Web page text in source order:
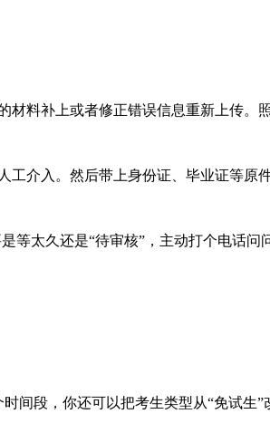
料补上或者修正错误信息重新上传。
介入。然后带上身份证、毕业证等原
太久还是“待审核”，主动打个电话问
段，你还可以把考生类型从“免试生”